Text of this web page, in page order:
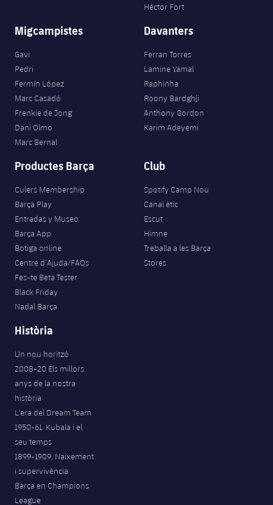
Héctor Fort
Migcampistes
Gavi
Pedri
Fermín López
Marc Casadó
Frenkie de Jong
Dani Olmo
Marc Bernal
Davanters
Ferran Torres
Lamine Yamal
Raphinha
Roony Bardghji
Anthony Gordon
Karim Adeyemi
Productes Barça
Culers Membership
Barça Play
Entradas y Museo
Barça App
Botiga online
Centre d’Ajuda/FAQs
Fes-te Beta Tester
Black Friday
Nadal Barça
Club
Spotify Camp Nou
Canal ètic
Escut
Himne
Treballa a les Barça
Stores
Història
Un nou horitzó
2008-20 Els millors
anys de la nostra
història
L'era del Dream Team
1950-61. Kubala i el
seu temps
1899-1909. Naixement
i supervivència
Barça en Champions
League